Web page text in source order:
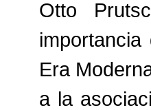
Otto
Era
a la